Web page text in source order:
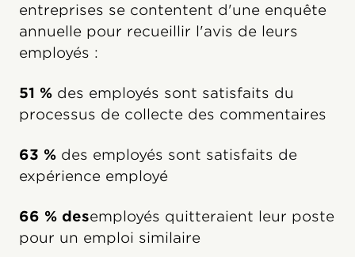
entreprises se contentent d'une enquête
annuelle pour recueillir l'avis de leurs
employés :
51 % des employés sont satisfaits du
processus de collecte des commentaires
63 % des employés sont satisfaits de
expérience employé
66 % desemployés quitteraient leur poste
pour un emploi similaire